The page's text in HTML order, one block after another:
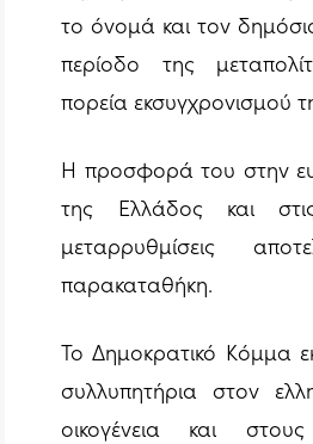
το όνομά και τον
περίοδο της
πορεία εκσυγχρονισμού
Η προσφορά του στην
της Ελλάδος και
μεταρρυθμίσεις
παρακαταθήκη.
Το Δημοκρατικό Κόμμα
συλλυπητήρια στον
οικογένεια και